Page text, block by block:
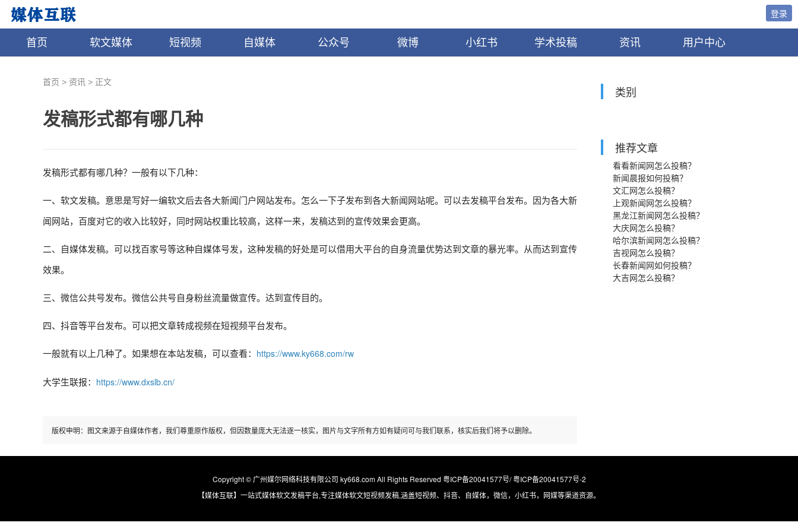
登录
首页 软文媒体 短视频 自媒体 公众号 微博 小红书 学术投稿 资讯 用户中心
首页 > 资讯 > 正文
发稿形式都有哪几种
发稿形式都有哪几种？一般有以下几种：
一、软文发稿。意思是写好一编软文后去各大新闻门户网站发布。怎么一下子发布到各大新闻网站呢。可以去发稿平台发布。因为各大新
闻网站，百度对它的收入比较好，同时网站权重比较高，这样一来，发稿达到的宣传效果会更高。
二、自媒体发稿。可以找百家号等这种自媒体号发，这种发稿的好处是可以借用大平台的自身流量优势达到文章的暴光率。从而达到宣传
效果。
三、微信公共号发布。微信公共号自身粉丝流量做宣传。达到宣传目的。
四、抖音等平台发布。可以把文章转成视频在短视频平台发布。
一般就有以上几种了。如果想在本站发稿，可以查看： https://www.ky668.com/rw
大学生联报： https://www.dxslb.cn/
版权申明：图文来源于自媒体作者，我们尊重原作版权，但因数量庞大无法逐一核实，图片与文字所有方如有疑问可与我们联系，核实后我们将予以删除。
类别
推荐文章
看看新闻网怎么投稿？
新闻晨报如何投稿？
文汇网怎么投稿？
上观新闻网怎么投稿？
黑龙江新闻网怎么投稿？
大庆网怎么投稿？
哈尔滨新闻网怎么投稿？
吉视网怎么投稿？
长春新闻网如何投稿？
大吉网怎么投稿？
Copyright © 广州媒尔网络科技有限公司 ky668.com All Rights Reserved 粤ICP备20041577号/ 粤ICP备20041577号-2
【媒体互联】一站式媒体软文发稿平台,专注媒体软文短视频发稿,涵盖短视频、抖音、自媒体，微信，小红书，网媒等渠道资源。